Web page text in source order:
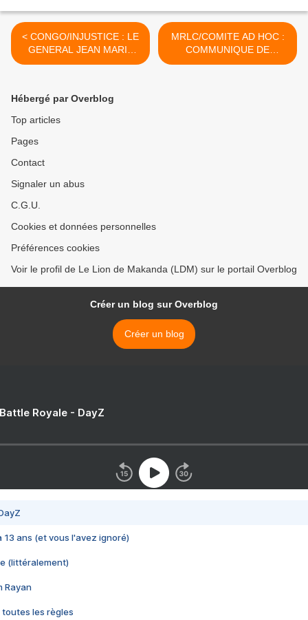
< CONGO/INJUSTICE : LE
GENERAL JEAN MARIE
MICHEL MOKOKO EST
SASSOU
MRLC/COMITE AD HOC :
COMMUNIQUE DE
PRESSE >
Hébergé par Overblog
Top articles
Pages
Contact
Signaler un abus
C.G.U.
Cookies et données personnelles
Préférences cookies
Voir le profil de Le Lion de Makanda (LDM) sur le portail Overblog
Créer un blog sur Overblog
Créer un blog
Royale - DayZ
13 ans (et vous l'avez ignoré)
(littéralement)
Rayan
toutes les règles